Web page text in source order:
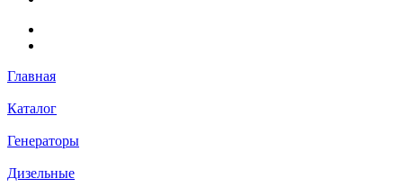
Главная
Каталог
Генераторы
Дизельные